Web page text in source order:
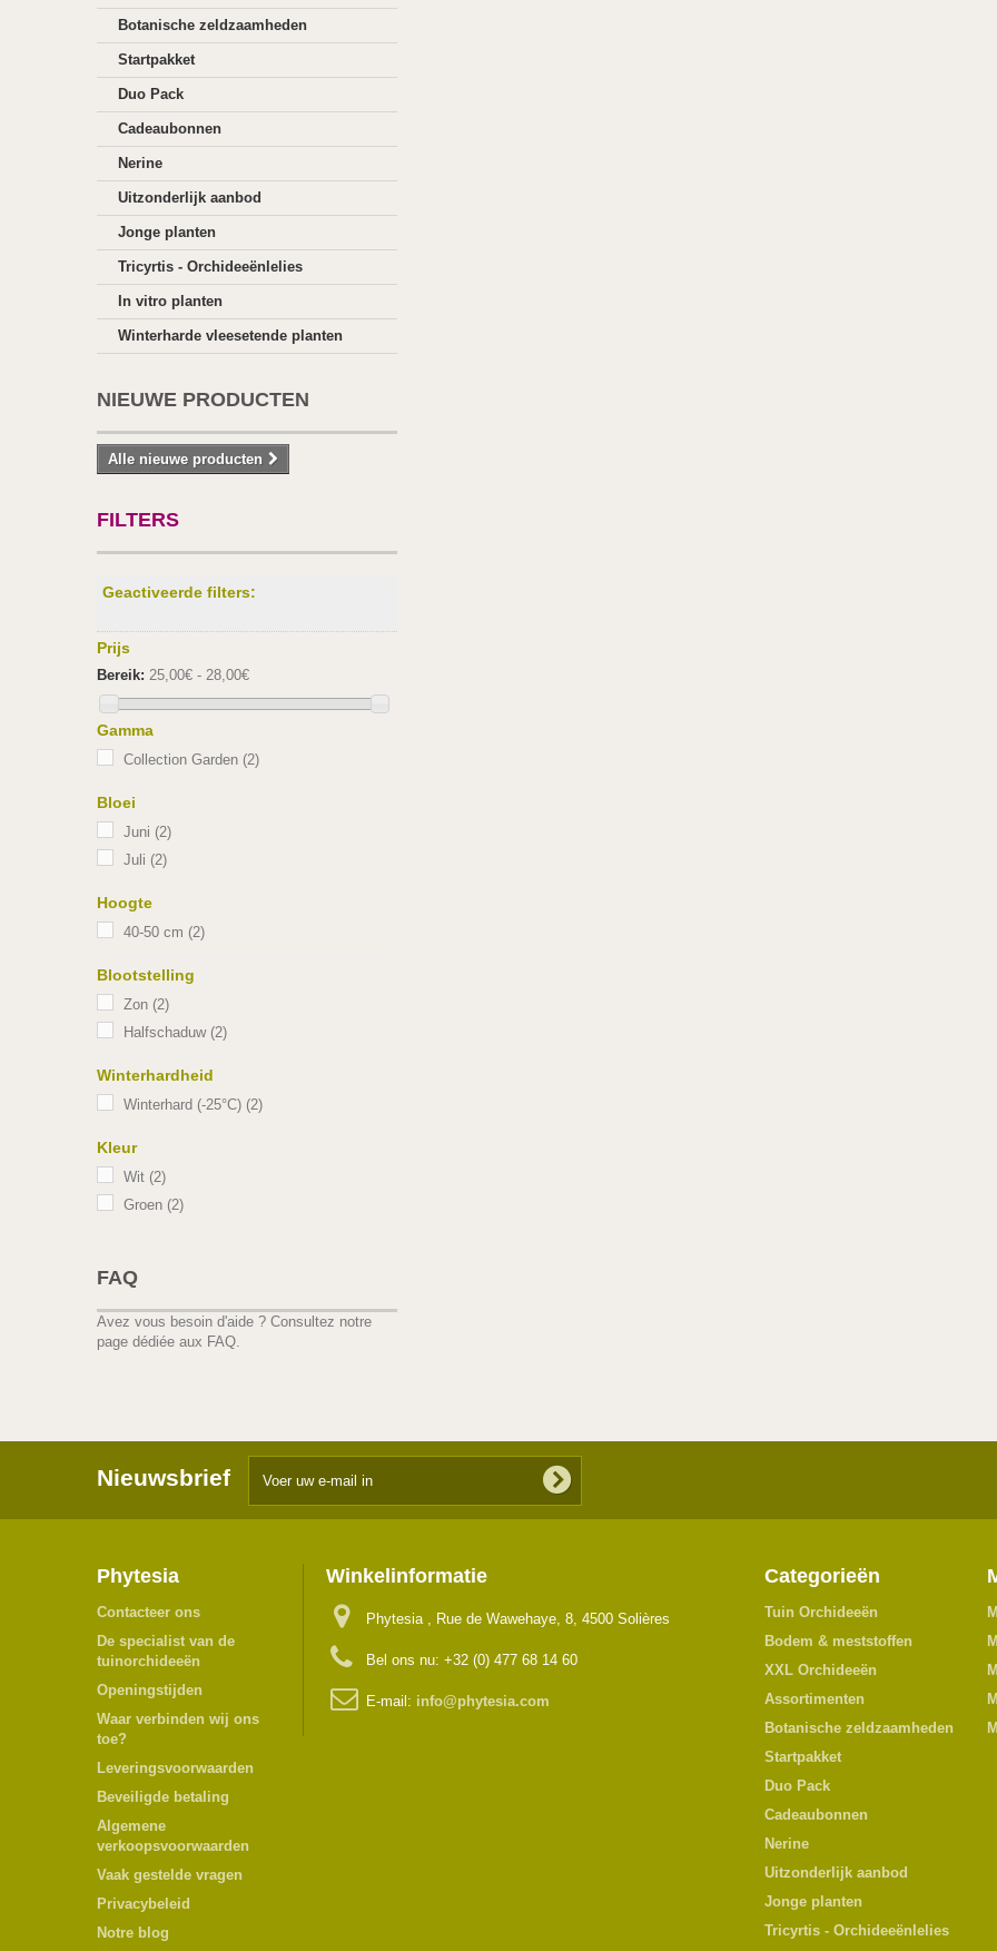
Botanische zeldzaamheden
Startpakket
Duo Pack
Cadeaubonnen
Nerine
Uitzonderlijk aanbod
Jonge planten
Tricyrtis - Orchideeënlelies
In vitro planten
Winterharde vleesetende planten
NIEUWE PRODUCTEN
Alle nieuwe producten
FILTERS
Geactiveerde filters:
Prijs
Bereik: 25,00€ - 28,00€
Gamma
Collection Garden (2)
Bloei
Juni (2)
Juli (2)
Hoogte
40-50 cm (2)
Blootstelling
Zon (2)
Halfschaduw(2)
Winterhardheid
Winterhard (-25°C) (2)
Kleur
Wit (2)
Groen (2)
FAQ
Avez vous besoin d'aide ? Consultez notre
page dédiée aux FAQ.
Nieuwsbrief
Phytesia
Contacteer ons
De specialist van de
tuinorchideeën
Openingstijden
Waar verbinden wij ons
toe?
Leveringsvoorwaarden
Beveiligde betaling
Algemene
verkoopsvoorwaarden
Vaak gestelde vragen
Privacybeleid
Notre blog
Winkelinformatie
Phytesia , Rue de Wawehaye, 8, 4500 Solières
Bel ons nu: +32 (0) 477 68 14 60
E-mail: info@phytesia.com
Categorieën
Tuin Orchideeën
Bodem & meststoffen
XXL Orchideeën
Assortimenten
Botanische zeldzaamheden
Startpakket
Duo Pack
Cadeaubonnen
Nerine
Uitzonderlijk aanbod
Jonge planten
Tricyrtis - Orchideeënlelies